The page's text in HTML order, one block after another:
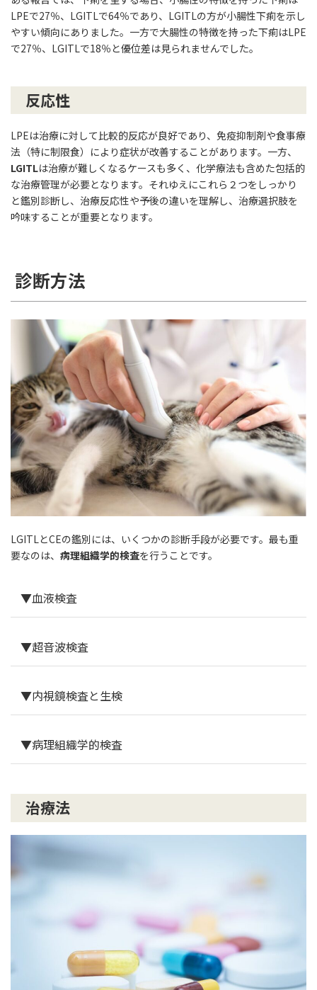
LPEで27％、LGITLで64％であり、LGITLの方が小腸性下痢を示し
やすい傾向にありました。一方で大腸性の特徴を持った下痢はLPE
で27％、LGITLで18％と優位差は見られませんでした。
反応性
LPEは治療に対して比較的反応が良好であり、免疫抑制剤や食事療
法（特に制限食）により症状が改善することがあります。一方、
LGITLは治療が難しくなるケースも多く、化学療法も含めた包括的
な治療管理が必要となります。それゆえにこれら２つをしっかり
と鑑別診断し、治療反応性や予後の違いを理解し、治療選択肢を
吟味することが重要となります。
診断方法
LGITLとCEの鑑別には、いくつかの診断手段が必要です。最も重
要なのは、 病理組織学的検査を行うことです。
▼血液検査
猫と犬の慢性腸症の違いについて
▼超音波検査
▼内視鏡検査と生検
▼病理組織学的検査
治療法